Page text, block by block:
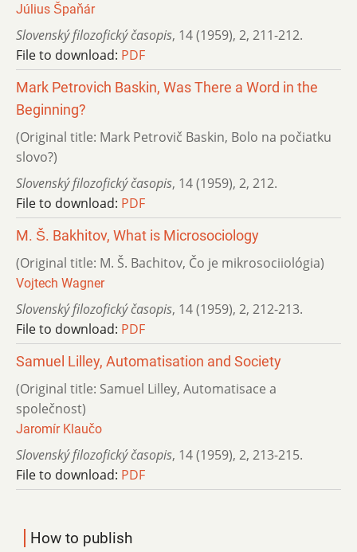
Július Špaňár
Slovenský filozofický časopis, 14 (1959), 2, 211-212.
File to download: PDF
Mark Petrovich Baskin, Was There a Word in the
Beginning?
(Original title: Mark Petrovič Baskin, Bolo na počiatku
slovo?)
Slovenský filozofický časopis, 14 (1959), 2, 212.
File to download: PDF
M. Š. Bakhitov, What is Microsociology
(Original title: M. Š. Bachitov, Čo je mikrosociiológia)
Vojtech Wagner
Slovenský filozofický časopis, 14 (1959), 2, 212-213.
File to download: PDF
Samuel Lilley, Automatisation and Society
(Original title: Samuel Lilley, Automatisасе a
společnost)
Jaromír Klaučo
Slovenský filozofický časopis, 14 (1959), 2, 213-215.
File to download: PDF
How to publish